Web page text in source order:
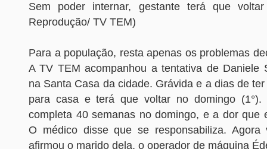
Sem poder internar, gestante terá que
Reprodução/ TV TEM)
Para a população, resta apenas os problemas
A TV TEM acompanhou a tentativa de Daniele
na Santa Casa da cidade. Grávida e a dias de
para casa e terá que voltar no domingo (1°).
completa 40 semanas no domingo, e a dor que
O médico disse que se responsabiliza. Agora
afirmou o marido dela, o operador de máquina